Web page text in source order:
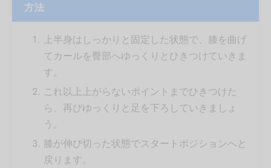
方法
上半身はしっかりと固定した状態で、膝を曲げ
てカールを臀部へゆっくりとひきつけていきま
す。
これ以上上がらないポイントまでひきつけた
ら、再びゆっくりと足を下ろしていきましょ
う。
膝が伸び切った状態でスタートポジションへと
戻ります。